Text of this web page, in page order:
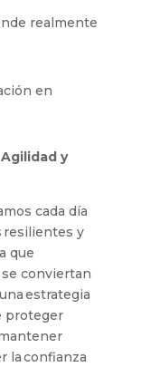
realmente
en
y
cada día
resilientes y
que
conviertan
estrategia
proteger
la confianza